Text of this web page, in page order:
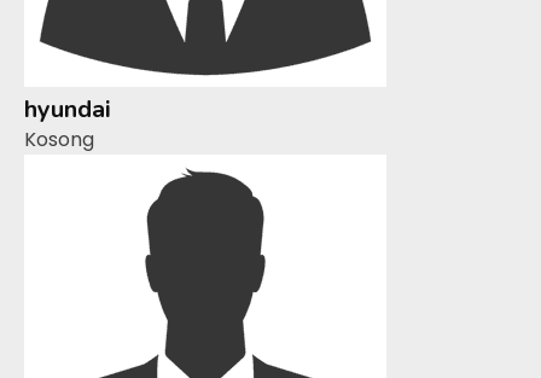
hyundai
Kosong